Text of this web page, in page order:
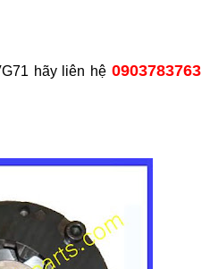
hãy liên hệ 0903783763